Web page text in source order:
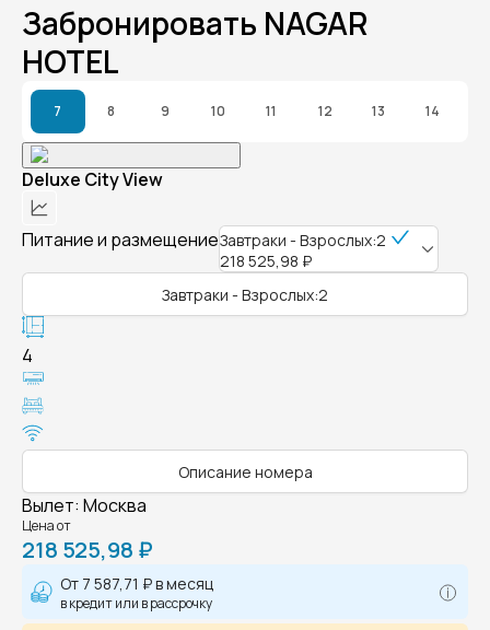
Забронировать NAGAR
HOTEL
7 8 9 10 11 12 13 14
Deluxe City View
Питание и размещениеЗавтраки - Взрослых:2
218 525,98 ₽
Завтраки - Взрослых:2
4
Описание номера
Вылет: Москва
Цена от
218 525,98 ₽
От 7 587,71 ₽в месяц
в кредит или в рассрочку